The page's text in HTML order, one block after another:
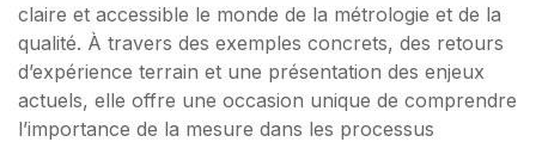
claire et accessible le monde de la métrologie et de la
qualité. À travers des exemples concrets, des retours
d’expérience terrain et une présentation des enjeux
actuels, elle offre une occasion unique de comprendre
l’importance de la mesure dans les processus